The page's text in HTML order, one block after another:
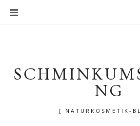
NG
[ NATURKOSMETIK-